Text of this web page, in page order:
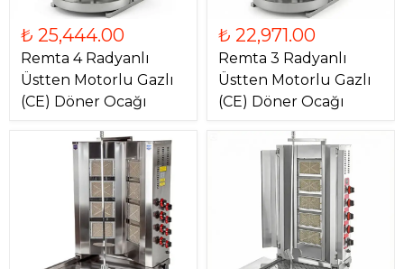
₺ 25,444.00
Remta 4 Radyanlı
Üstten Motorlu Gazlı
(CE) Döner Ocağı
₺ 22,971.00
Remta 3 Radyanlı
Üstten Motorlu Gazlı
(CE) Döner Ocağı